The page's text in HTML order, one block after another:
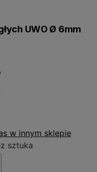
UWO Ø 6mm
w innym sklepie
sztuka